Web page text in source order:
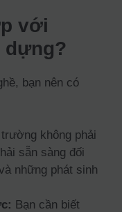
với
dựng?
bạn nên có
không phải
sẵn sàng đối
những phát sinh
Bạn cần biết